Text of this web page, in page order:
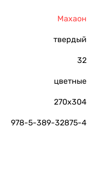
Махаон
твердый
32
цветные
270х304
978-5-389-32875-4